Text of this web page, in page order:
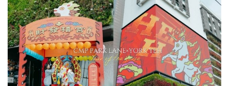
題
關
於
你
自
己
星
座
愛